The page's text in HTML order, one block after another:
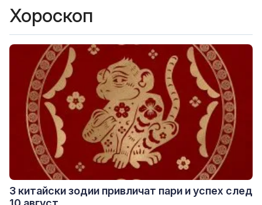
Хороскоп
3 китайски зодии привличат пари и успех след